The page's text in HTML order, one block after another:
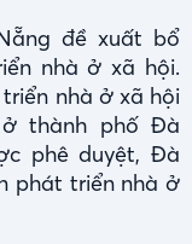
đề xuất bổ
nhà ở xã hội.
nhà ở xã hội
thành phố Đà
phê duyệt, Đà
phát triển nhà ở